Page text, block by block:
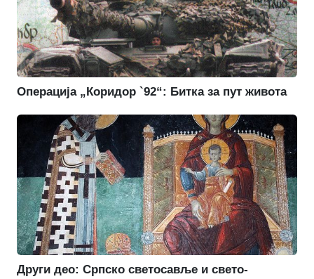
Операција „Коридор `92“: Битка за пут живота
Други део: Српско светосавље и свето-